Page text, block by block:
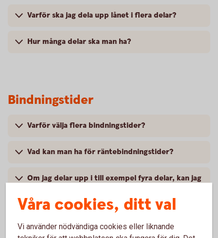
Varför ska jag dela upp lånet i flera delar?
Hur många delar ska man ha?
Bindningstider
Varför välja flera bindningstider?
Vad kan man ha för räntebindningstider?
Om jag delar upp i till exempel fyra delar, kan jag
Jag vill inte ha lånet i flera delar, utan jag vill ha
hela lånet i en del och binda allt på samma
Våra cookies, ditt val
Vi använder nödvändiga cookies eller liknande